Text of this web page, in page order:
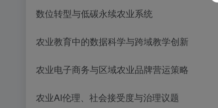
数位转型与低碳永续农业系统
农业教育中的数据科学与跨域教学创新
农业电子商务与区域农业品牌营运策略
农业AI伦理、社会接受度与治理议题